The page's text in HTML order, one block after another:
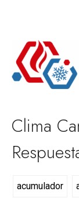
Clima
acumulador